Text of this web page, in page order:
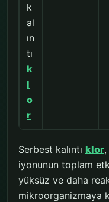
k
al
ın
tı
k
l
o
r
Serbest kalıntı klor
iyonunun toplam
yüksüz ve daha
mikroorganizmaya